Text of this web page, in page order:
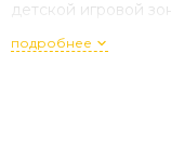
детской игровой
отличнойзащитой
подробнее